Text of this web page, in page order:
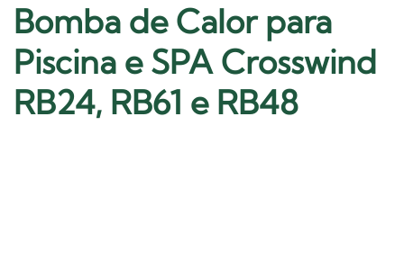
Bomba de Calor para
Piscina e SPA Crosswind
RB24, RB61 e RB48